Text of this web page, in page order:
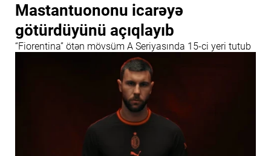
Mastantuononu icarəyə
götürdüyünü açıqlayıb
“Fiorentina” ötən mövsüm A Seriyasında 15-ci yeri tutub